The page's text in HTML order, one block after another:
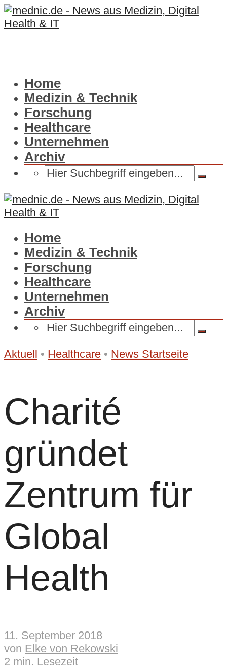
Home
Medizin & Technik
Forschung
Healthcare
Unternehmen
Archiv
Home
Medizin & Technik
Forschung
Healthcare
Unternehmen
Archiv
Aktuell • Healthcare • News Startseite
Charité
gründet
Zentrum für
Global
Health
11. September 2018
von Elke von Rekowski
2 min. Lesezeit